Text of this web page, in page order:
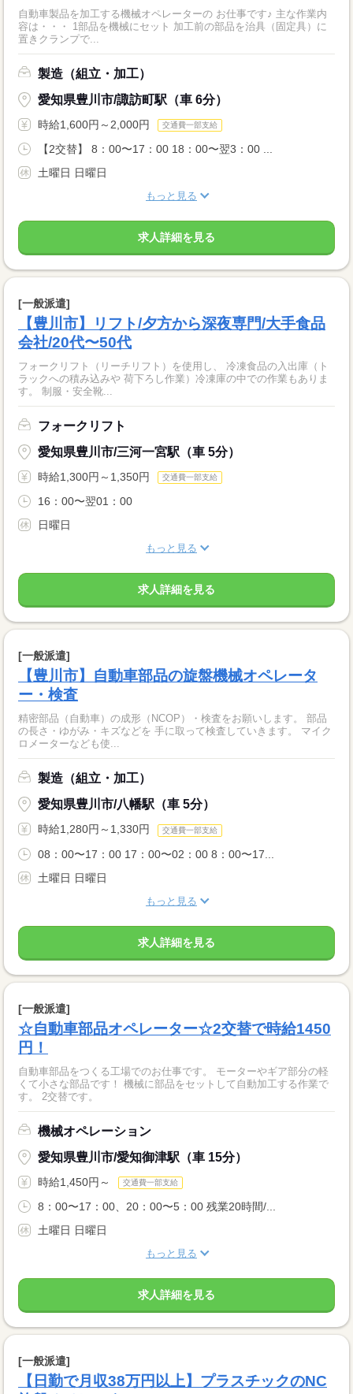
自動車製品を加工する機械オペレーターの お仕事です♪ 主な作業内
容は・・・ 1部品を機械にセット 加工前の部品を治具（固定具）に
置きクランプで...
製造（組立・加工）
愛知県豊川市/諏訪町駅（車 6分）
時給1,600円～2,000円 交通費一部支給
【2交替】 8：00〜17：00 18：00〜翌3：00 ...
土曜日 日曜日
もっと見る
求人詳細を見る
[一般派遣]
【豊川市】リフト/夕方から深夜専門/大手食品
会社/20代〜50代
フォークリフト（リーチリフト）を使用し、 冷凍食品の入出庫（ト
ラックへの積み込みや 荷下ろし作業）冷凍庫の中での作業もありま
す。 制服・安全靴...
フォークリフト
愛知県豊川市/三河一宮駅（車 5分）
時給1,300円～1,350円 交通費一部支給
16：00〜翌01：00
日曜日
もっと見る
求人詳細を見る
[一般派遣]
【豊川市】自動車部品の旋盤機械オペレータ
ー・検査
精密部品（自動車）の成形（NCOP）・検査をお願いします。 部品
の長さ・ゆがみ・キズなどを 手に取って検査していきます。 マイク
ロメーターなども使...
製造（組立・加工）
愛知県豊川市/八幡駅（車 5分）
時給1,280円～1,330円 交通費一部支給
08：00〜17：00 17：00〜02：00 8：00〜17...
土曜日 日曜日
もっと見る
求人詳細を見る
[一般派遣]
☆自動車部品オペレーター☆2交替で時給1450
円！
自動車部品をつくる工場でのお仕事です。 モーターやギア部分の軽
くて小さな部品です！ 機械に部品をセットして自動加工する作業で
す。 2交替です。
機械オペレーション
愛知県豊川市/愛知御津駅（車 15分）
時給1,450円～ 交通費一部支給
8：00〜17：00、20：00〜5：00 残業20時間/...
土曜日 日曜日
もっと見る
求人詳細を見る
[一般派遣]
【日勤で月収38万円以上】プラスチックのNC